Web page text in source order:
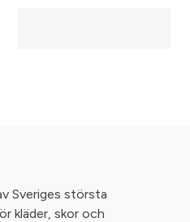
Sveriges största
kläder, skor och